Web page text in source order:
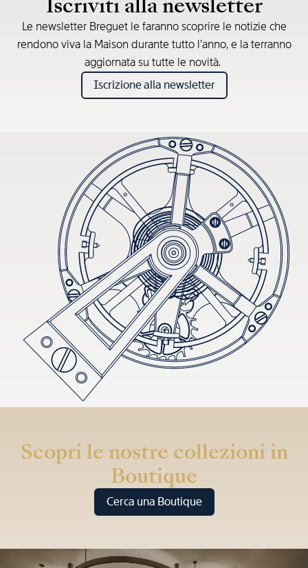
Iscriviti alla newsletter
Le newsletter Breguet le faranno scoprire le notizie che
rendono viva la Maison durante tutto l’anno, e la terranno
aggiornata su tutte le novità.
Iscrizione alla newsletter
Scopri le nostre collezioni in
Boutique
Cerca una Boutique